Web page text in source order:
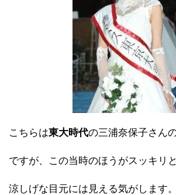
こちらは東大時代の三浦奈保子さん
ですが、この当時のほうがスッキリ
涼しげな目元には見える気がします。